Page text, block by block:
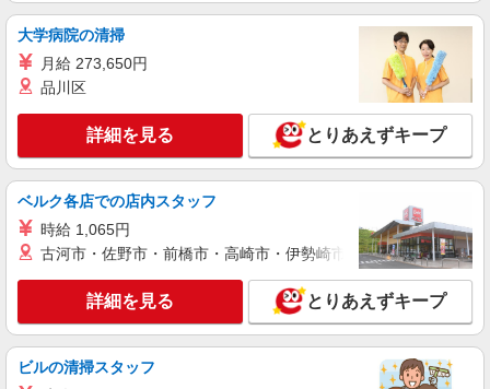
キープ 詳細を見る
派遣社員
介護スタッフ
時給1300円 ◆前払い・日払い・週払いOK
群馬県高崎市
キープ 詳細を見る
派遣社員
株式会社kotrio /●TK-H-1880111
高級ホテルのような空間＊。高崎駅そば▼サ高
住で見回りやお話相手など
時給1500円〜2125円 ＜日払い有/週払い有/交
大学病院の清掃
月給 273,650円
品川区
詳細を見る とりあえずキープ
ベルク各店での店内スタッフ
時給 1,065円
古河市・佐野市・前橋市・高崎市・伊勢崎市・太田市・館林市
詳細を見る とりあえずキープ
ビルの清掃スタッフ